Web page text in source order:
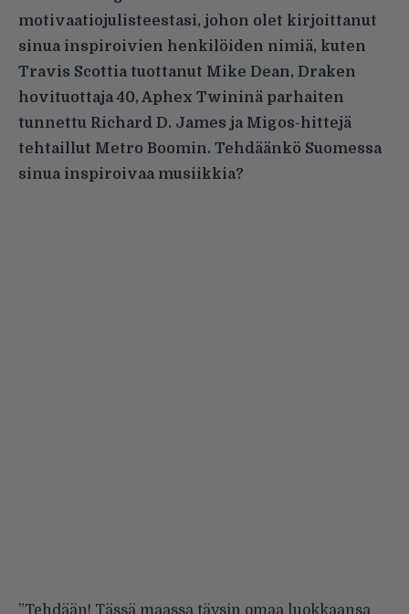
motivaatiojulisteestasi, johon olet kirjoittanut
sinua inspiroivien henkilöiden nimiä, kuten
Travis Scottia tuottanut Mike Dean, Draken
hovituottaja 40, Aphex Twininä parhaiten
tunnettu Richard D. James ja Migos-hittejä
tehtaillut Metro Boomin. Tehdäänkö Suomessa
sinua inspiroivaa musiikkia?
”Tehdään! Tässä maassa täysin omaa luokkaansa